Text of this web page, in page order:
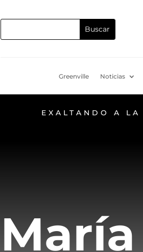
Greenville Noticias
EXALTANDO A